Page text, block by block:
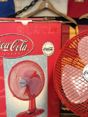
カテゴリー検索
ヴィンテージ・グッ
LIFE誌 企業広告切り
ファイヤーキング